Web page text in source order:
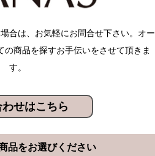
合は、お気軽にお問合せ下さい。オー
の商品を探すお手伝いをさせて頂きま
す。
せはこちら
品をお選びください